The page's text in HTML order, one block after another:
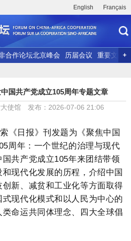
English Français
合作论坛北京峰会 历届会议
重要文献
国共产党成立105周年专题文章
大使馆 发布：2026-07-06 21:06
《日报》刊发题为《聚焦中国
周年：一个世纪的治理与现代
共产党成立105年来团结带领
现代化发展的历程，介绍中国
新、减贫和工业化等方面取得
现代化模式和以人民为中心的
命运共同体理念、四大全球倡